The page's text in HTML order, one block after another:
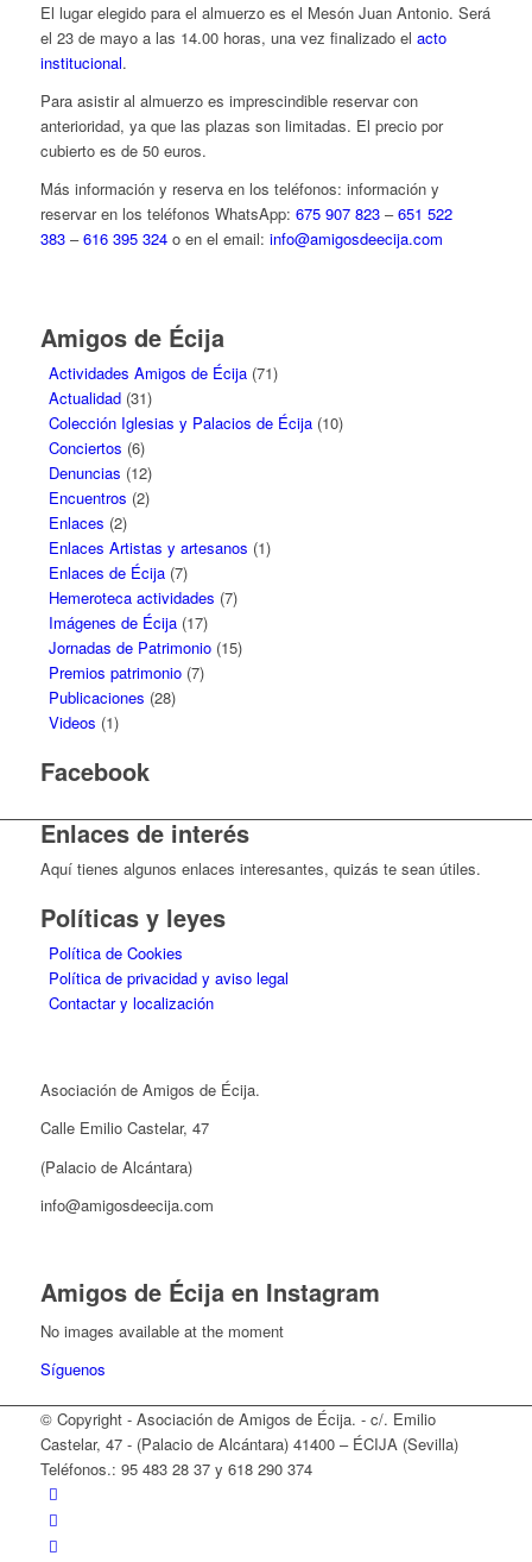
El lugar elegido para el almuerzo es el Mesón Juan Antonio. Será
el 23 de mayo a las 14.00 horas, una vez finalizado el acto
institucional.
Para asistir al almuerzo es imprescindible reservar con
anterioridad, ya que las plazas son limitadas. El precio por
cubierto es de 50 euros.
Más información y reserva en los teléfonos: información y
reservar en los teléfonos WhatsApp: 675 907 823–651 522
383–616 395 324o en el email: info@amigosdeecija.com
Amigos de Écija
Actividades Amigos de Écija(71)
Actualidad(31)
Colección Iglesias y Palacios de Écija(10)
Conciertos (6)
Denuncias (12)
Encuentros (2)
Enlaces (2)
Enlaces Artistas y artesanos (1)
Enlaces de Écija(7)
Hemeroteca actividades (7)
Imágenes de Écija(17)
Jornadas de Patrimonio(15)
Premios patrimonio(7)
Publicaciones (28)
Videos (1)
Facebook
Enlaces de interés
Aquí tienes algunos enlaces interesantes, quizás te sean útiles.
Políticas y leyes
Política de Cookies
Política de privacidad y aviso legal
Contactar y localización
Asociación de Amigos de Écija.
Calle Emilio Castelar, 47
(Palacio de Alcántara)
info@amigosdeecija.com
Amigos de Écija en Instagram
No images available at the moment
Síguenos
© Copyright - Asociación de Amigos de Écija. - c/. Emilio
Castelar, 47 - (Palacio de Alcántara) 41400 – ÉCIJA (Sevilla)
Teléfonos.: 95 483 28 37 y 618 290 374